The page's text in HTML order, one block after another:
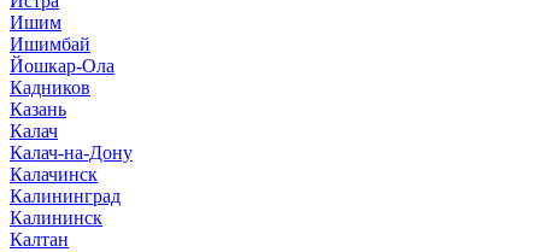
Ишим
Ишимбай
Йошкар-Ола
Кадников
Казань
Калач
Калач-на-Дону
Калачинск
Калининград
Калининск
Калтан